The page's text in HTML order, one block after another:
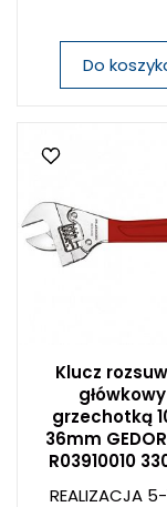
Do
Klucz
grzechotką
36mm
R03910010
REALIZACJA